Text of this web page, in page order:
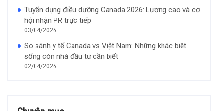
Tuyển dụng điều dưỡng Canada 2026: Lương cao và cơ
hội nhận PR trực tiếp
03/04/2026
So sánh y tế Canada vs Việt Nam: Những khác biệt
sống còn nhà đầu tư cần biết
02/04/2026